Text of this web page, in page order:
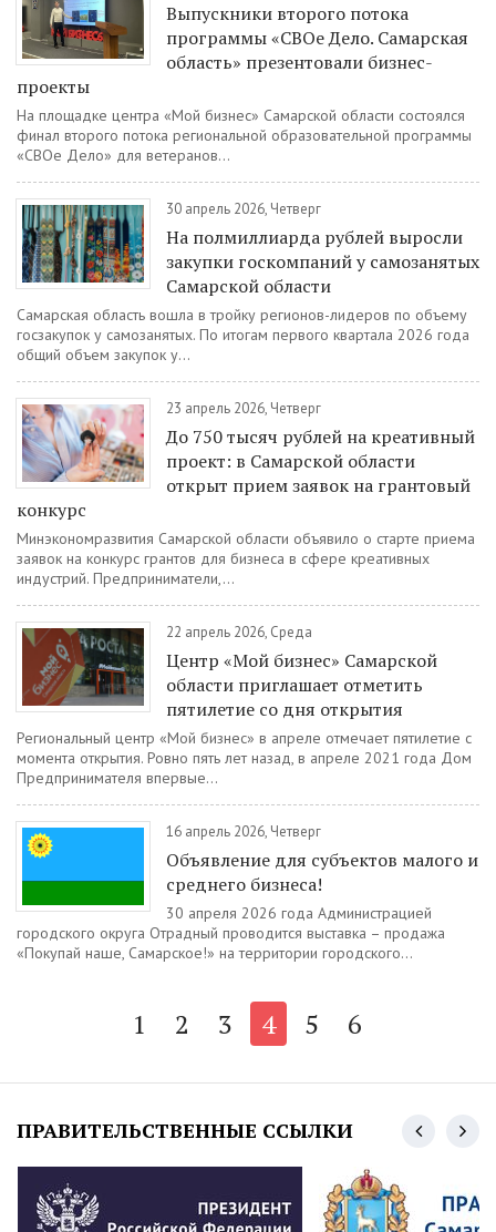
Выпускники второго потока
программы «СВОе Дело. Самарская
область» презентовали бизнес-
проекты
На площадке центра «Мой бизнес» Самарской области состоялся
финал второго потока региональной образовательной программы
«СВОе Дело» для ветеранов...
30 апрель 2026, Четверг
На полмиллиарда рублей выросли
закупки госкомпаний у самозанятых
Самарской области
Самарская область вошла в тройку регионов-лидеров по объему
госзакупок у самозанятых. По итогам первого квартала 2026 года
общий объем закупок у...
23 апрель 2026, Четверг
До 750 тысяч рублей на креативный
проект: в Самарской области
открыт прием заявок на грантовый
конкурс
Минэкономразвития Самарской области объявило о старте приема
заявок на конкурс грантов для бизнеса в сфере креативных
индустрий. Предприниматели,...
22 апрель 2026, Среда
Центр «Мой бизнес» Самарской
области приглашает отметить
пятилетие со дня открытия
Региональный центр «Мой бизнес» в апреле отмечает пятилетие с
момента открытия. Ровно пять лет назад, в апреле 2021 года Дом
Предпринимателя впервые...
16 апрель 2026, Четверг
Объявление для субъектов малого и
среднего бизнеса!
30 апреля 2026 года Администрацией
городского округа Отрадный проводится выставка – продажа
«Покупай наше, Самарское!» на территории городского...
1 2 3 4 5 6
ПРАВИТЕЛЬСТВЕННЫЕ ССЫЛКИ